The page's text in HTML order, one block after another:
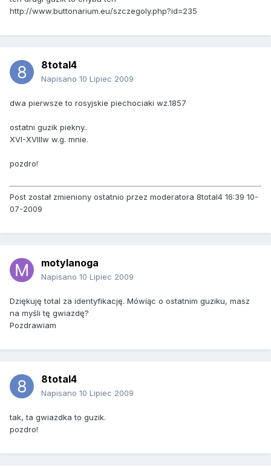
http://www.buttonarium.eu/szczegoly.php?id=235
8total4
Napisano 10 Lipiec 2009
dwa pierwsze to rosyjskie piechociaki wz.1857
ostatni guzik piekny..
XVI-XVIIIw w.g. mnie.
pozdro!
Post został zmieniony ostatnio przez moderatora 8total4 16:39 10-
07-2009
motylanoga
Napisano 10 Lipiec 2009
Dziękuję total za identyfikację. Mówiąc o ostatnim guziku, masz
na myśli tę gwiazdę?
Pozdrawiam
8total4
Napisano 10 Lipiec 2009
tak, ta gwiazdka to guzik.
pozdro!